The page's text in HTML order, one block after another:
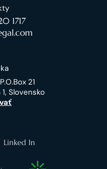
1717
21
Slovensko
Linked In